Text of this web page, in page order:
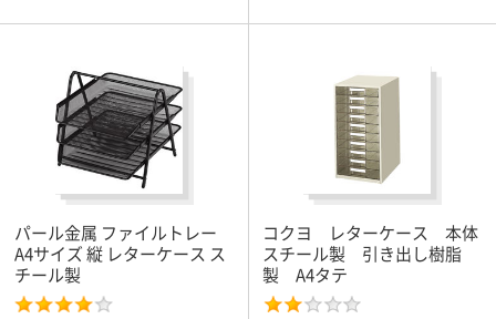
パール金属 ファイルトレー
A4サイズ 縦 レターケース ス
チール製
コクヨ レターケース 本体
スチール製 引き出し樹脂
製 A4タテ